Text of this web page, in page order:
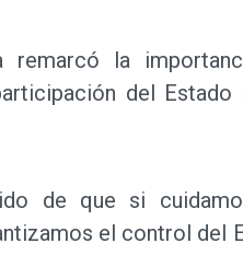
remarcó la
del
de que si
el control del